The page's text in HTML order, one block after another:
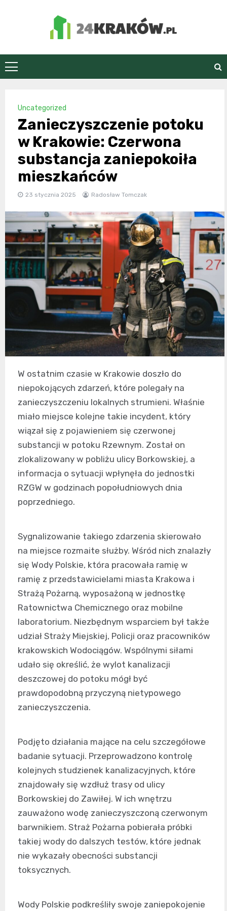
24Kraków.pl
Uncategorized
Zanieczyszczenie potoku
w Krakowie: Czerwona
substancja zaniepokoiła
mieszkańców
23 stycznia 2025 Radosław Tomczak
W ostatnim czasie w Krakowie doszło do
niepokojących zdarzeń, które polegały na
zanieczyszczeniu lokalnych strumieni. Właśnie
miało miejsce kolejne takie incydent, który
wiązał się z pojawieniem się czerwonej
substancji w potoku Rzewnym. Został on
zlokalizowany w pobliżu ulicy Borkowskiej, a
informacja o sytuacji wpłynęła do jednostki
RZGW w godzinach popołudniowych dnia
poprzedniego.
Sygnalizowanie takiego zdarzenia skierowało
na miejsce rozmaite służby. Wśród nich znalazły
się Wody Polskie, która pracowała ramię w
ramię z przedstawicielami miasta Krakowa i
Strażą Pożarną, wyposażoną w jednostkę
Ratownictwa Chemicznego oraz mobilne
laboratorium. Niezbędnym wsparciem był także
udział Straży Miejskiej, Policji oraz pracowników
krakowskich Wodociągów. Wspólnymi siłami
udało się określić, że wylot kanalizacji
deszczowej do potoku mógł być
prawdopodobną przyczyną nietypowego
zanieczyszczenia.
Podjęto działania mające na celu szczegółowe
badanie sytuacji. Przeprowadzono kontrolę
kolejnych studzienek kanalizacyjnych, które
znajdowały się wzdłuż trasy od ulicy
Borkowskiej do Zawiłej. W ich wnętrzu
zauważono wodę zanieczyszczoną czerwonym
barwnikiem. Straż Pożarna pobierała próbki
takiej wody do dalszych testów, które jednak
nie wykazały obecności substancji
toksycznych.
Wody Polskie podkreśliły swoje zaniepokojenie